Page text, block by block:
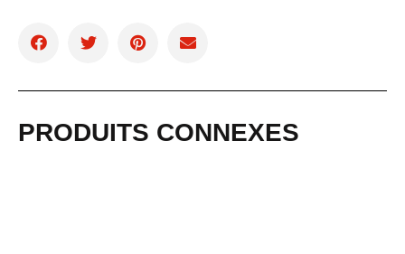
PRODUITS CONNEXES